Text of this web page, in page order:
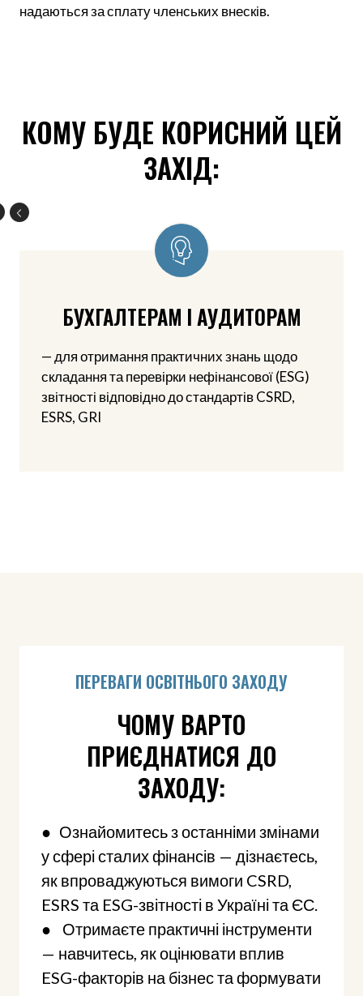
надаються за сплату членських внесків.
КОМУ БУДЕ КОРИСНИЙ ЦЕЙ
ЗАХІД:
БУХГАЛТЕРАМ І АУДИТОРАМ
— для отримання практичних знань щодо
складання та перевірки нефінансової (ESG)
звітності відповідно до стандартів CSRD,
ESRS, GRI
ПЕРЕВАГИ ОСВІТНЬОГО ЗАХОДУ
ЧОМУ ВАРТО
ПРИЄДНАТИСЯ ДО
ЗАХОДУ:
● Ознайомитесь з останніми змінами
у сфері сталих фінансів — дізнаєтесь,
як впроваджуються вимоги CSRD,
ESRS та ESG-звітності в Україні та ЄС.
● Отримаєте практичні інструменти
— навчитесь, як оцінювати вплив
ESG-факторів на бізнес та формувати